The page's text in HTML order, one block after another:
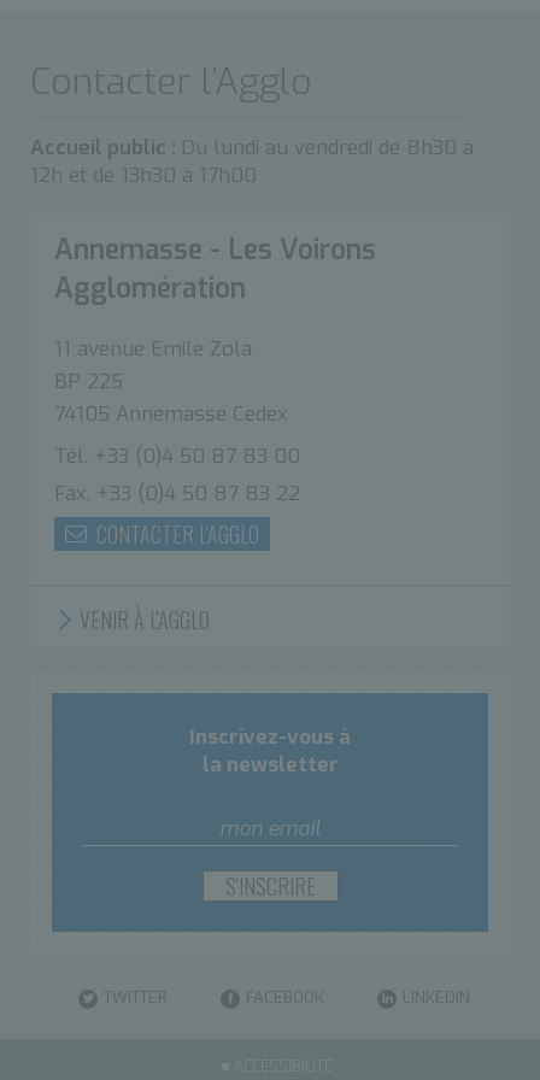
Contacter l’Agglo
Accueil public : Du lundi au vendredi de 8h30 à
12h et de 13h30 à 17h00
Annemasse - Les Voirons
Agglomération
11 avenue Emile Zola
BP 225
74105 Annemasse Cedex
Tél. +33 (0)4 50 87 83 00
Fax. +33 (0)4 50 87 83 22
CONTACTER L'AGGLO
VENIR À L'AGGLO
Inscrivez-vous à
la newsletter
TWITTER FACEBOOK LINKEDIN
ACCESSIBILITÉ